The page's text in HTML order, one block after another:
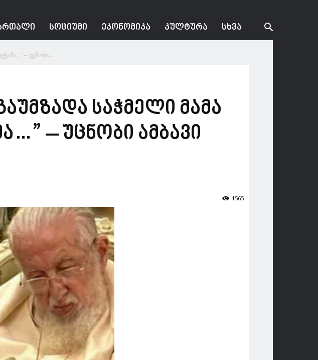
ᲡᲝᲪᲘᲣᲛᲘ ᲔᲙᲝᲜᲝᲛᲘᲙᲐ ᲙᲣᲚᲢᲣᲠᲐ ᲡᲮᲕᲐ
– უცნობი...
საჭმელი მამა
– უცნობი ამბავი
1565